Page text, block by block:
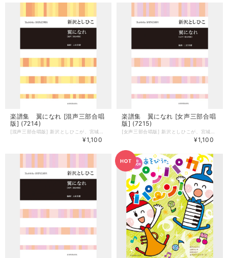
楽譜集 翼になれ [混声三部合唱
版] (7214)
¥1,100
楽譜集 翼になれ [女声三部合唱
版] (7215)
¥1,100